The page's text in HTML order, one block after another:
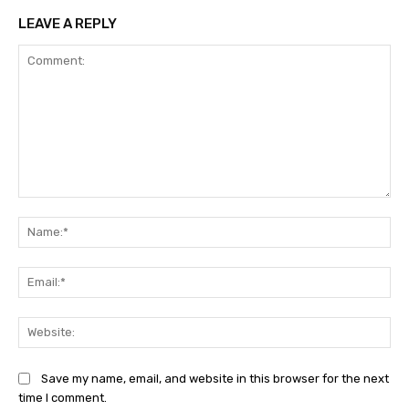
LEAVE A REPLY
Save my name, email, and website in this browser for the next
time I comment.